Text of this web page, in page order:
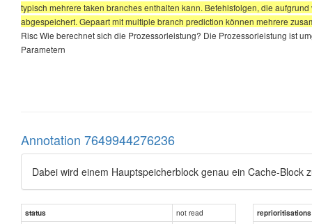
typisch mehrere taken branches enthalten kann. Befehlsfolgen, die
abgespeichert. Gepaart mit multiple branch prediction können mehrere
Risc Wie berechnet sich die Prozessorleistung? Die Prozessorleistung ist
Parametern
Annotation 7649944276236
Dabei wird einem Hauptspeicherblock genau ein Cache-Block
status not read
reprioritisations